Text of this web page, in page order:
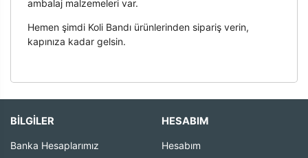
ambalaj malzemeleri var.
Hemen şimdi Koli Bandı ürünlerinden sipariş verin,
kapınıza kadar gelsin.
BİLGİLER
Banka Hesaplarımız
HESABIM
Hesabım